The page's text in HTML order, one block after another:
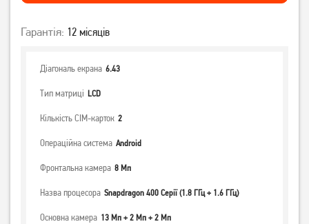
Гарантія: 12 місяців
Діагональ екрана 6.43
Тип матриці LCD
Кількість СІМ-карток 2
Операційна система Android
Фронтальна камера 8 Мп
Назва процесора Snapdragon 400 Серії (1.8 ГГц + 1.6 ГГц)
Основна камера 13 Мп + 2 Мп + 2 Мп